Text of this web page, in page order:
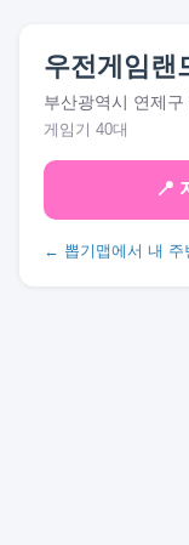
우전게임랜
부산광역시 연제
게임기 40대
📍
← 뽑기맵에서 내 주